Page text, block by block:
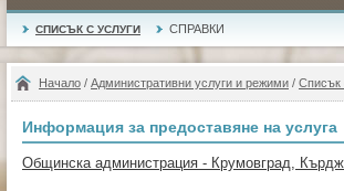
СПИСЪК С УСЛУГИ СПРАВКИ
Начало / Административни услуги и режими / Списък
Информация за предоставяне на услуга
Общинска администрация - Крумовград,